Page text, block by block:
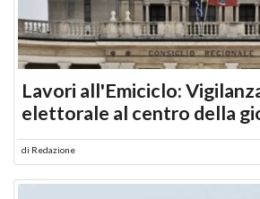
Lavori all'Emiciclo:
elettorale al centro della
di Redazione